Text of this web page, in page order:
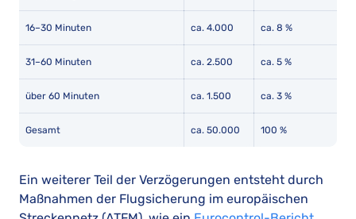
16–30 Minuten ca. 4.000 ca. 8 %
31–60 Minuten ca. 2.500 ca. 5 %
über 60 Minuten ca. 1.500 ca. 3 %
Gesamt ca. 50.000 100 %
Ein weiterer Teil der Verzögerungen entsteht durch
Maßnahmen der Flugsicherung im europäischen